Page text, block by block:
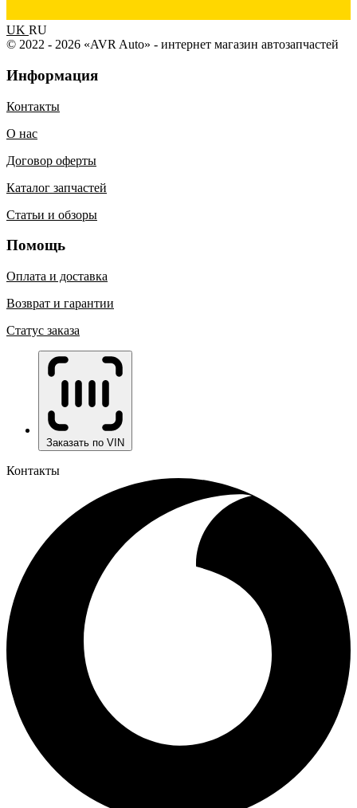
UK RU
© 2022 - 2026 «AVR Auto» - интернет магазин автозапчастей
Информация
Контакты
О нас
Договор оферты
Каталог запчастей
Статьи и обзоры
Помощь
Оплата и доставка
Возврат и гарантии
Статус заказа
Заказать по VIN
Контакты